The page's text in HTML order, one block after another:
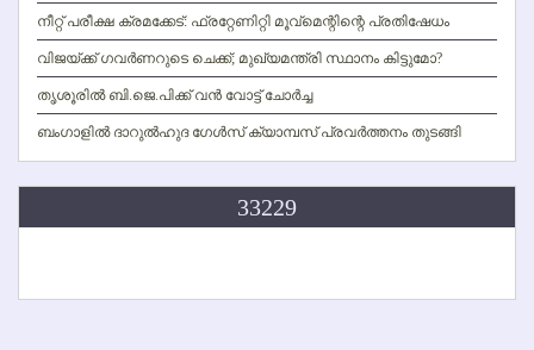
നീറ്റ് പരീക്ഷ ക്രമക്കേട്: ഫ്രറ്റേണിറ്റി മൂവ്‌മെന്റിന്റെ പ്രതിഷേധം
വിജയ്ക്ക് ഗവര്‍ണറുടെ ചെക്ക്; മുഖ്യമന്ത്രി സ്ഥാനം കിട്ടുമോ?
തൃശൂരില്‍ ബി.ജെ.പിക്ക് വന്‍ വോട്ട് ചോര്‍ച്ച
ബംഗാളില്‍ ദാറുല്‍ഹുദ ഗേള്‍സ് ക്യാമ്പസ് പ്രവര്‍ത്തനം തുടങ്ങി
33229